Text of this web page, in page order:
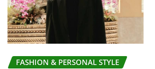
FASHION & PERSONAL STYLE